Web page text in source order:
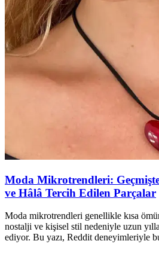
Moda Mikrotrendleri:
ve Hâlâ Tercih Edilen Parçalar
Moda mikrotrendleri genellikle kısa
nostalji ve kişisel stil nedeniyle uzun
ediyor. Bu yazı, Reddit deneyimleriyle